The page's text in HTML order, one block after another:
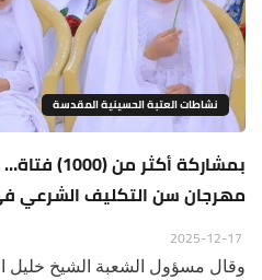
نشاطات العتبة الحسينية المقدسة
بمشاركة
مهرجان سن التكليف الشرعي
وقال مسؤول الشعبة الشيخ خليل